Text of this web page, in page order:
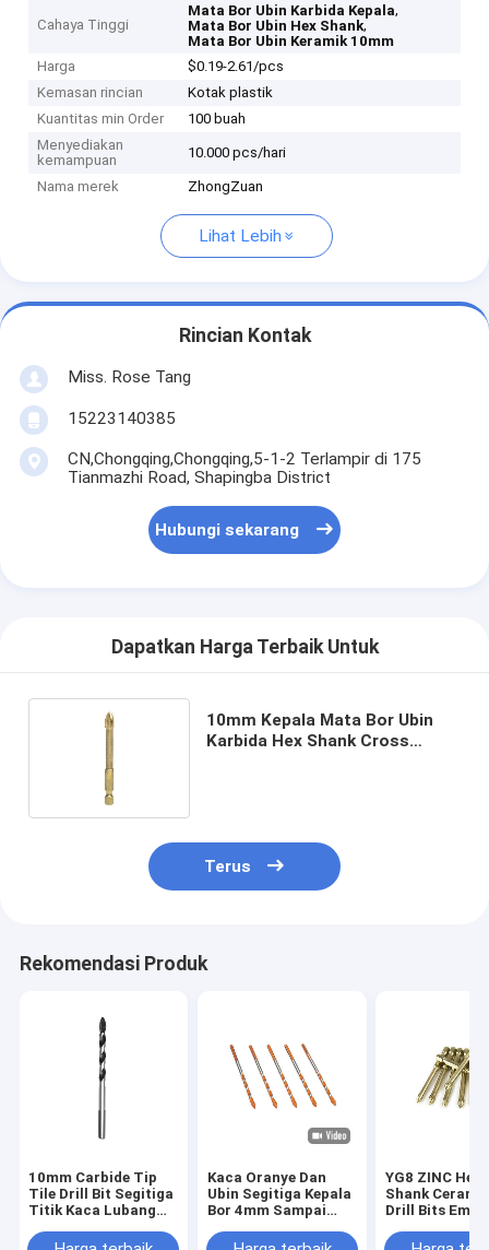
Cahaya Tinggi
Mata Bor Ubin Karbida Kepala,
Mata Bor Ubin Hex Shank,
Mata Bor Ubin Keramik 10mm
Harga
$0.19-2.61/pcs
Kemasan rincian
Kotak plastik
Kuantitas min Order
100 buah
Menyediakan
kemampuan
10.000 pcs/hari
Nama merek ZhongZuan
Lihat Lebih
Rincian Kontak
Miss. Rose Tang
15223140385
CN,Chongqing,Chongqing,5-1-2 Terlampir di 175
Tianmazhi Road, Shapingba District
Hubungi sekarang
Dapatkan Harga Terbaik Untuk
10mm Kepala Mata Bor Ubin
Karbida Hex Shank Cross
Terus
Rekomendasi Produk
10mm Carbide Tip
Tile Drill Bit Segitiga
Titik Kaca Lubang
Pengeboran
Kaca Oranye Dan
Ubin Segitiga Kepala
Bor 4mm Sampai
YG8 ZINC
Shank
Drill Bits